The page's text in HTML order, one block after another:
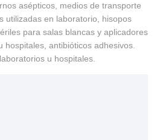
asépticos, medios de transporte
utilizadas en laboratorio, hisopos
para salas blancas y aplicadores
hospitales, antibióticos adhesivos.
u hospitales.